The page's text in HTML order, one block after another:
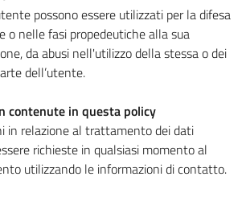
possono essere utilizzati per la difesa
o nelle fasi propedeutiche alla sua
da abusi nell'utilizzo della stessa o dei
dell’utente.
contenute in questa policy
in relazione al trattamento dei dati
richieste in qualsiasi momento al
utilizzando le informazioni di contatto.